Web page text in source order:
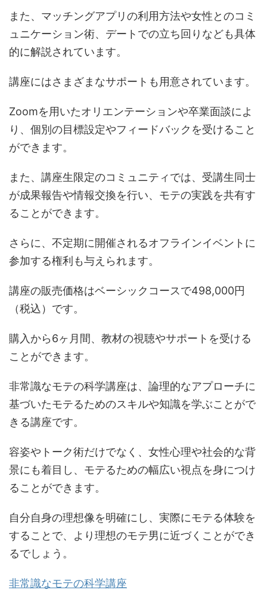
また、マッチングアプリの利用方法や女性とのコミ
ュニケーション術、デートでの立ち回りなども具体
的に解説されています。
講座にはさまざまなサポートも用意されています。
Zoomを用いたオリエンテーションや卒業面談によ
り、個別の目標設定やフィードバックを受けること
ができます。
また、講座生限定のコミュニティでは、受講生同士
が成果報告や情報交換を行い、モテの実践を共有す
ることができます。
さらに、不定期に開催されるオフラインイベントに
参加する権利も与えられます。
講座の販売価格はベーシックコースで498,000円
（税込）です。
購入から6ヶ月間、教材の視聴やサポートを受ける
ことができます。
非常識なモテの科学講座は、論理的なアプローチに
基づいたモテるためのスキルや知識を学ぶことがで
きる講座です。
容姿やトーク術だけでなく、女性心理や社会的な背
景にも着目し、モテるための幅広い視点を身につけ
ることができます。
自分自身の理想像を明確にし、実際にモテる体験を
することで、より理想のモテ男に近づくことができ
るでしょう。
非常識なモテの科学講座